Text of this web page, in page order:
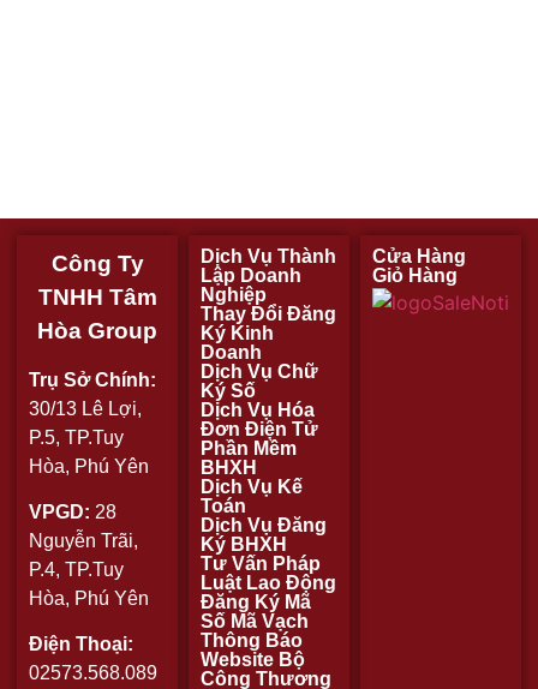
Công Ty
TNHH Tâm
Hòa Group
Trụ Sở Chính:
30/13 Lê Lợi,
P.5, TP.Tuy
Hòa, Phú Yên
VPGD: 28
Nguyễn Trãi,
P.4, TP.Tuy
Hòa, Phú Yên
Điện Thoại:
02573.568.089
Dịch Vụ Thành
Lập Doanh
Nghiệp
Thay Đổi Đăng
Ký Kinh
Doanh
Dịch Vụ Chữ
Ký Số
Dịch Vụ Hóa
Đơn Điện Tử
Phần Mềm
BHXH
Dịch Vụ Kế
Toán
Dịch Vụ Đăng
Ký BHXH
Tư Vấn Pháp
Luật Lao Động
Đăng Ký Mã
Số Mã Vạch
Thông Báo
Website Bộ
Công Thương
Cửa Hàng
Giỏ Hàng